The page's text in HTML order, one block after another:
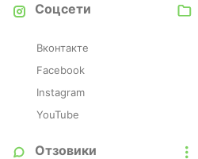
Соцсети
Вконтакте
Facebook
Instagram
YouTube
Отзовики